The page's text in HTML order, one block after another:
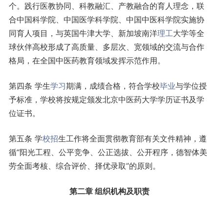
个。践行医教协同、科教融汇、产教融合的育人理念，联
合中国科学院、中国医学科学院、中国中医科学院实施协
同育人项目，与英国牛津大学、新加坡南洋理工大学等全
球伙伴高校形成了高质量、多层次、宽领域的交流与合作
格局，在全国中医药教育领域发挥示范作用。
第四条 学生学习期满，成绩合格，符合学校毕业与学位授
予标准，学校将按规定颁发北京中医药大学学历证书及学
位证书。
第五条 学校招生工作将全面贯彻教育部有关文件精神，遵
循“阳光工程、公平竞争、公正选拔、公开程序，德智体美
劳全面考核、综合评价、择优录取”的原则。
第二章 组织机构及职责